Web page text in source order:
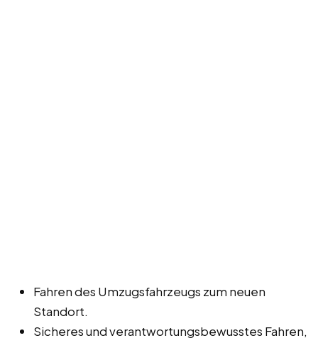
Fahren des Umzugsfahrzeugs zum neuen
Standort.
Sicheres und verantwortungsbewusstes Fahren,